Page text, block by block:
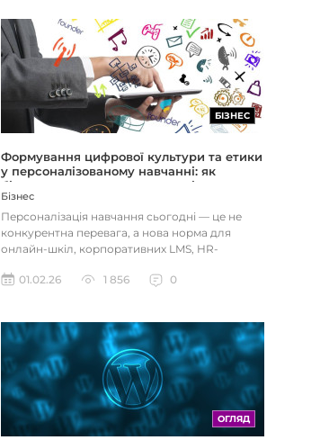
БІЗНЕС
Формування цифрової культури та етики
у персоналізованому навчанні: як
бізнесу не створити юридичні та
репутаційні ризики
Бізнес
Персоналізація навчання сьогодні — це не
конкурентна перевага, а нова норма для
онлайн-шкіл, корпоративних LMS, HR-
01.02.26
1 856 0
ОГЛЯД